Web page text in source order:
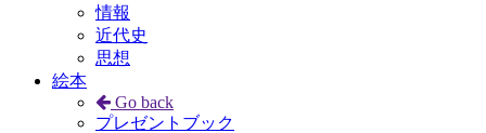
情報
近代史
思想
絵本
Go back
プレゼントブック